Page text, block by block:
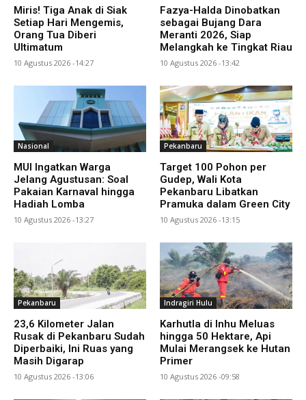
Miris! Tiga Anak di Siak
Setiap Hari Mengemis,
Orang Tua Diberi
Ultimatum
10 Agustus 2026 -14:27
Fazya-Halda Dinobatkan
sebagai Bujang Dara
Meranti 2026, Siap
Melangkah ke Tingkat Riau
10 Agustus 2026 -13:42
Nasional
MUI Ingatkan Warga
Jelang Agustusan: Soal
Pakaian Karnaval hingga
Hadiah Lomba
10 Agustus 2026 -13:27
Pekanbaru
Target 100 Pohon per
Gudep, Wali Kota
Pekanbaru Libatkan
Pramuka dalam Green City
10 Agustus 2026 -13:15
Pekanbaru
23,6 Kilometer Jalan
Rusak di Pekanbaru Sudah
Diperbaiki, Ini Ruas yang
Masih Digarap
10 Agustus 2026 -13:06
Indragiri Hulu
Karhutla di Inhu Meluas
hingga 50 Hektare, Api
Mulai Merangsek ke Hutan
Primer
10 Agustus 2026 -09:58